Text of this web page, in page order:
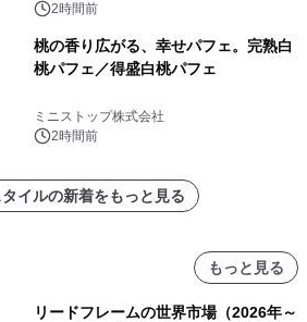
2時間前
桃の香り広がる、幸せパフェ。完熟白
桃パフェ／得盛白桃パフェ
ミニストップ株式会社
2時間前
イルの新着をもっと見る
もっと見る
リードフレームの世界市場（2026年～